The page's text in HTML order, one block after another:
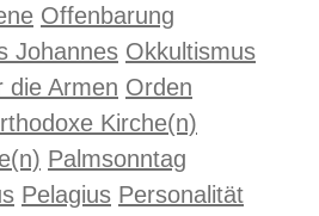
Offenbarung
Johannes Okkultismus
die Armen Orden
Kirche(n)
Palmsonntag
Pelagius Personalität